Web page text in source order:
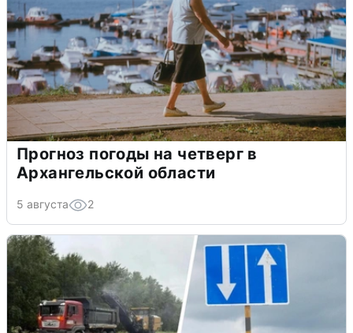
Прогноз погоды на четверг в
Архангельской области
5 августа 2